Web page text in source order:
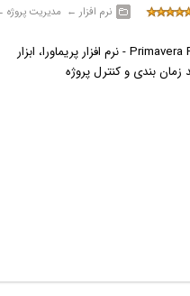
نرم افزار‎ ← ‏ مدیریت پروژه‎ ← ‏ پریماورا / Primavera